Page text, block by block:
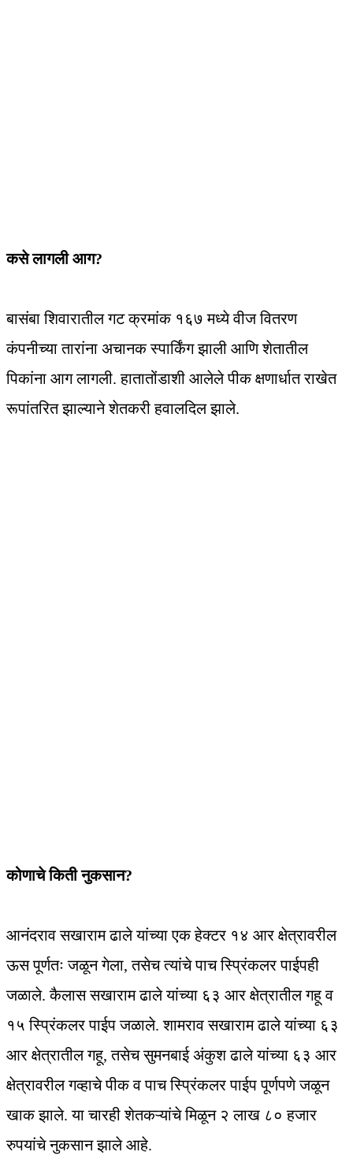
कसे लागली आग?
बासंबा शिवारातील गट क्रमांक १६७ मध्ये वीज वितरण
कंपनीच्या तारांना अचानक स्पार्किंग झाली आणि शेतातील
पिकांना आग लागली. हातातोंडाशी आलेले पीक क्षणार्धात राखेत
रूपांतरित झाल्याने शेतकरी हवालदिल झाले.
कोणाचे किती नुकसान?
आनंदराव सखाराम ढाले यांच्या एक हेक्टर १४ आर क्षेत्रावरील
ऊस पूर्णतः जळून गेला, तसेच त्यांचे पाच स्प्रिंकलर पाईपही
जळाले. कैलास सखाराम ढाले यांच्या ६३ आर क्षेत्रातील गहू व
१५ स्प्रिंकलर पाईप जळाले. शामराव सखाराम ढाले यांच्या ६३
आर क्षेत्रातील गहू, तसेच सुमनबाई अंकुश ढाले यांच्या ६३ आर
क्षेत्रावरील गव्हाचे पीक व पाच स्प्रिंकलर पाईप पूर्णपणे जळून
खाक झाले. या चारही शेतकऱ्यांचे मिळून २ लाख ८० हजार
रुपयांचे नुकसान झाले आहे.